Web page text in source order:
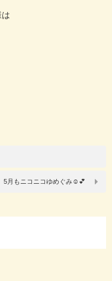
5月もニコニコゆめぐみ☺️💕